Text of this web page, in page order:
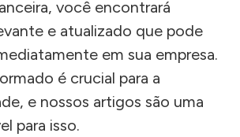
você encontrará
e atualizado que pode
em sua empresa.
é crucial para a
e nossos artigos são uma
para isso.